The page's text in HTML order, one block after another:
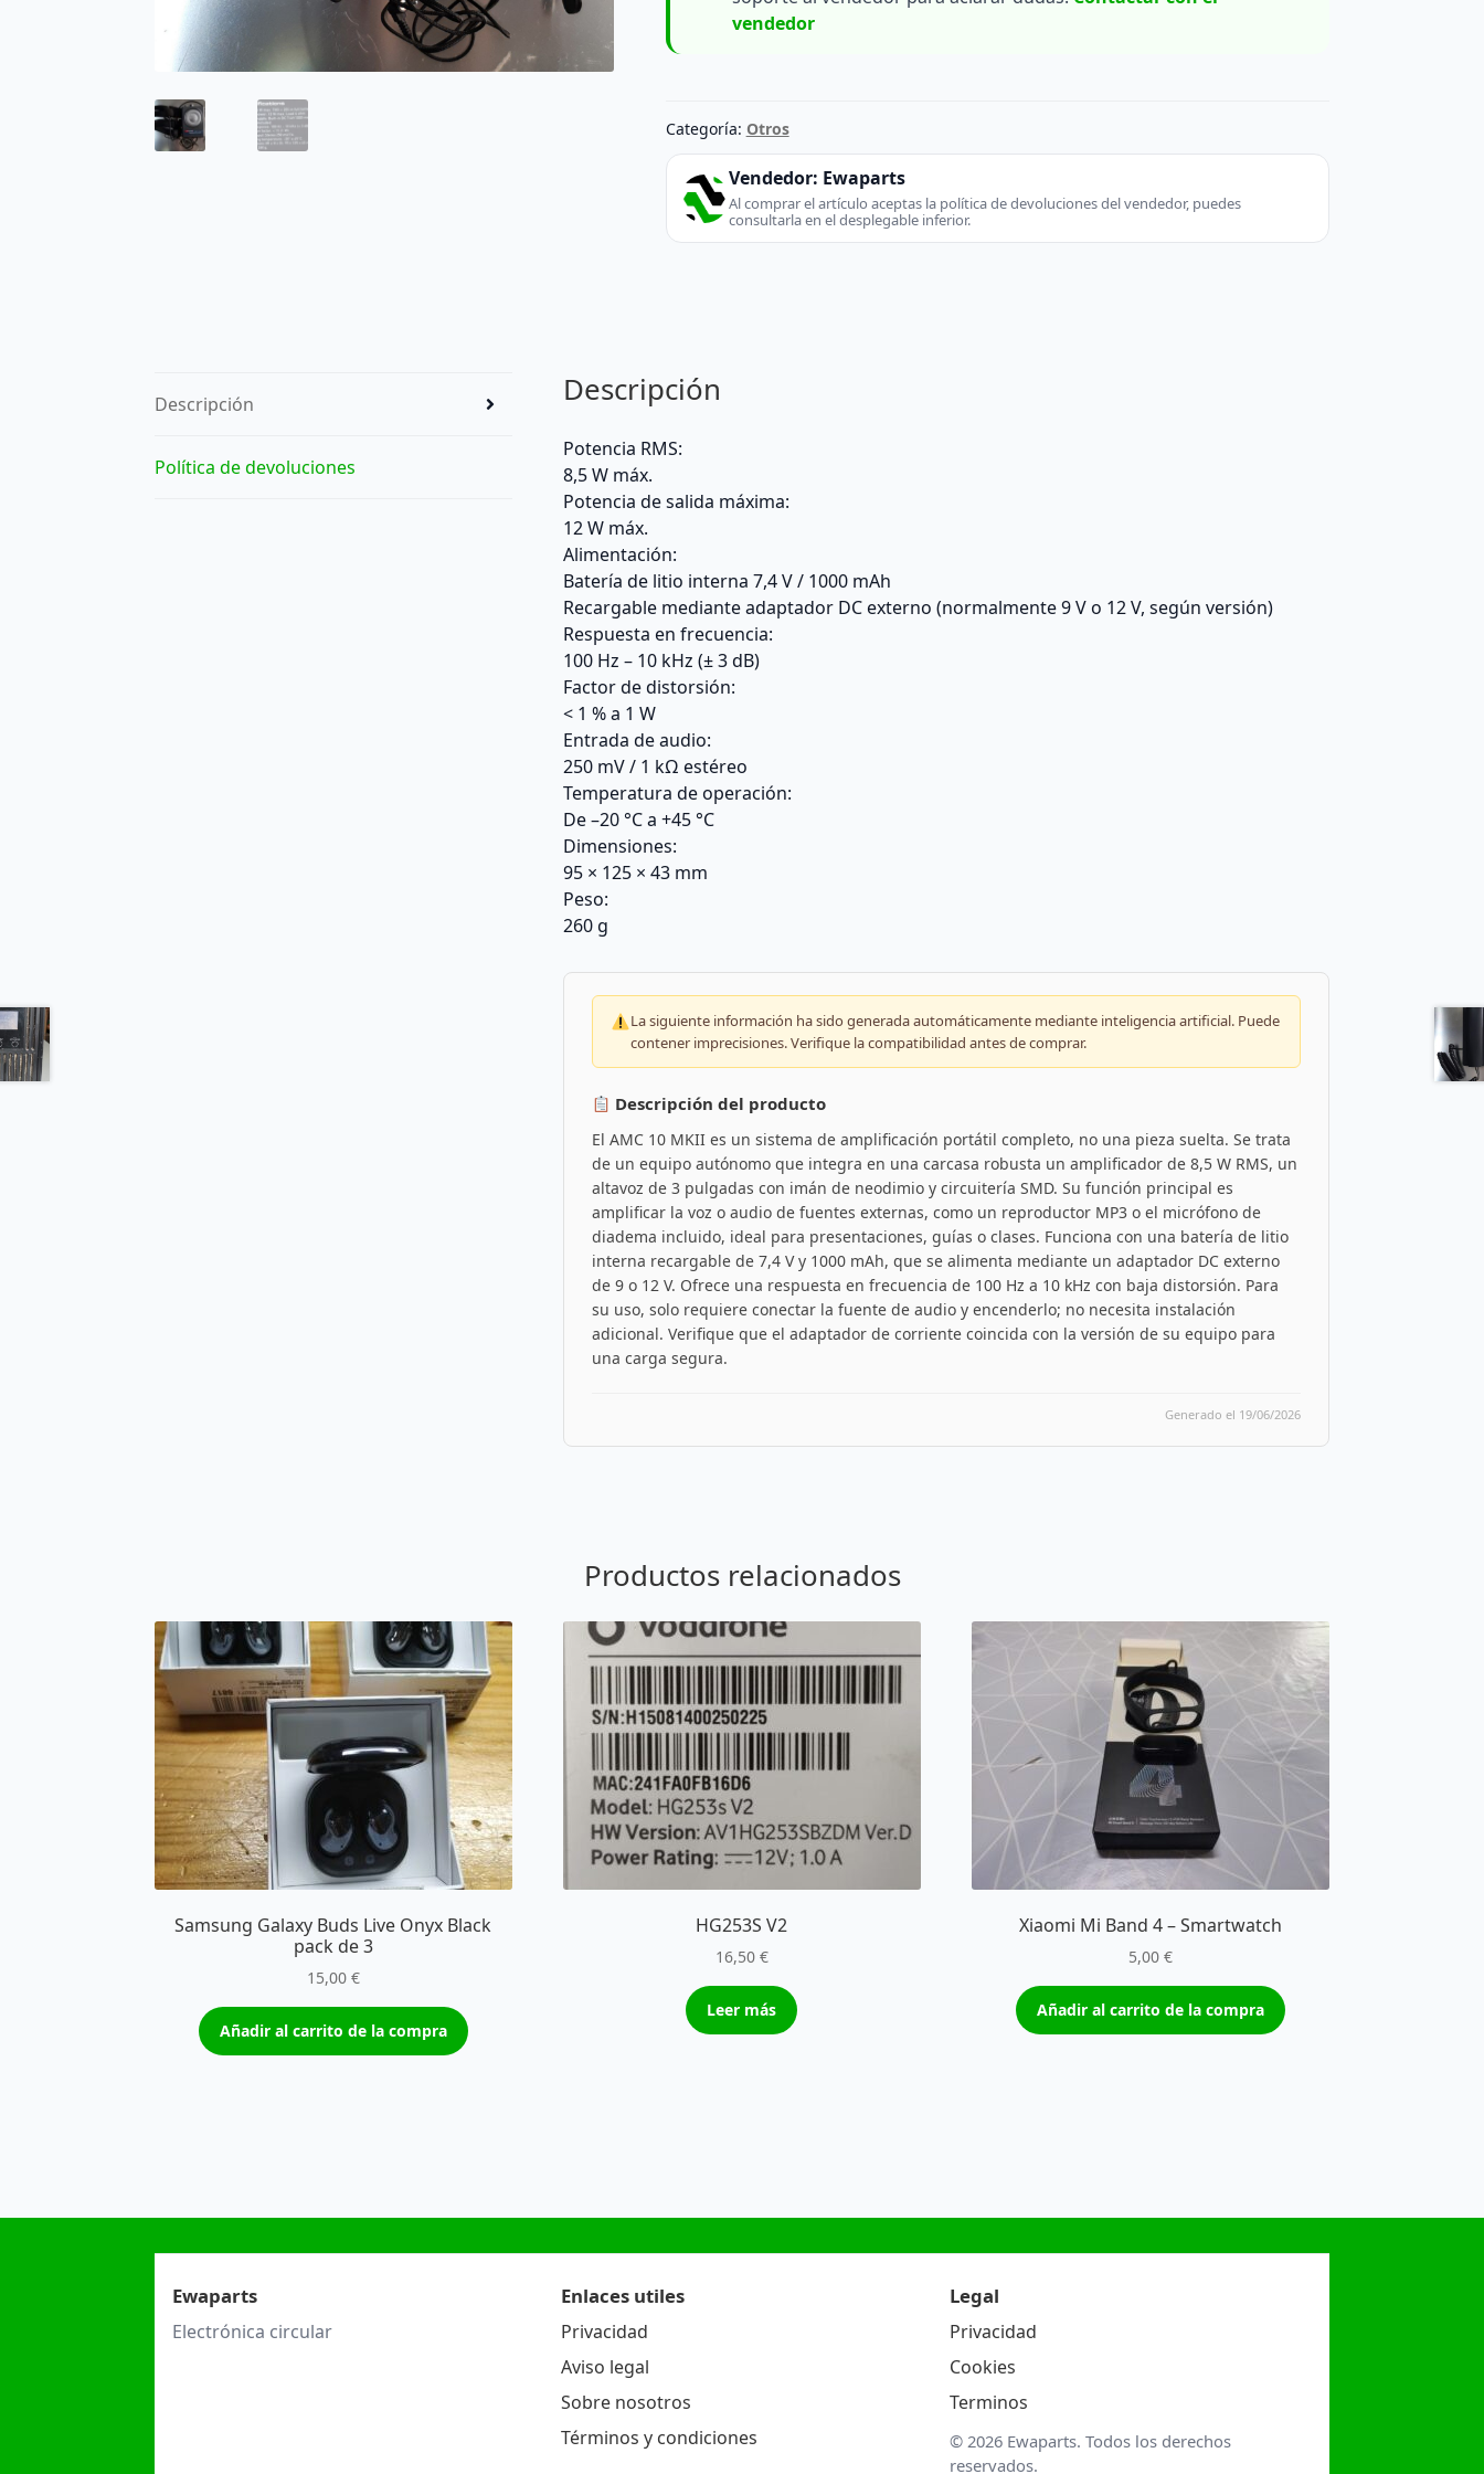
vendedor
Categoría: Otros
Vendedor: Ewaparts
Al comprar el artículo aceptas la política de devoluciones del vendedor, puedes
consultarla en el desplegable inferior.
Descripción
Política de devoluciones
Descripción
Potencia RMS:
8,5 W máx.
Potencia de salida máxima:
12 W máx.
Alimentación:
Batería de litio interna 7,4 V / 1000 mAh
Recargable mediante adaptador DC externo (normalmente 9 V o 12 V, según versión)
Respuesta en frecuencia:
100 Hz – 10 kHz (± 3 dB)
Factor de distorsión:
< 1 % a 1 W
Entrada de audio:
250 mV / 1 kΩ estéreo
Temperatura de operación:
De –20 °C a +45 °C
Dimensiones:
95 × 125 × 43 mm
Peso:
260 g
La siguiente información ha sido generada automáticamente mediante inteligencia artificial. Puede
contener imprecisiones. Verifique la compatibilidad antes de comprar.
Descripción del producto
El AMC 10 MKII es un sistema de amplificación portátil completo, no una pieza suelta. Se trata
de un equipo autónomo que integra en una carcasa robusta un amplificador de 8,5 W RMS, un
altavoz de 3 pulgadas con imán de neodimio y circuitería SMD. Su función principal es
amplificar la voz o audio de fuentes externas, como un reproductor MP3 o el micrófono de
diadema incluido, ideal para presentaciones, guías o clases. Funciona con una batería de litio
interna recargable de 7,4 V y 1000 mAh, que se alimenta mediante un adaptador DC externo
de 9 o 12 V. Ofrece una respuesta en frecuencia de 100 Hz a 10 kHz con baja distorsión. Para
su uso, solo requiere conectar la fuente de audio y encenderlo; no necesita instalación
adicional. Verifique que el adaptador de corriente coincida con la versión de su equipo para
una carga segura.
Generado el 19/06/2026
Productos relacionados
Samsung Galaxy Buds Live Onyx Black
pack de 3
15,00 €
Añadir al carrito de la compra
HG253S V2
16,50 €
Leer más
Xiaomi Mi Band 4 – Smartwatch
5,00€
Añadir al carrito de la compra
Ewaparts
Electrónica circular
Enlaces utiles
Privacidad
Aviso legal
Sobre nosotros
Términos y condiciones
Legal
Privacidad
Cookies
Terminos
© 2026 Ewaparts. Todos los derechos
reservados.